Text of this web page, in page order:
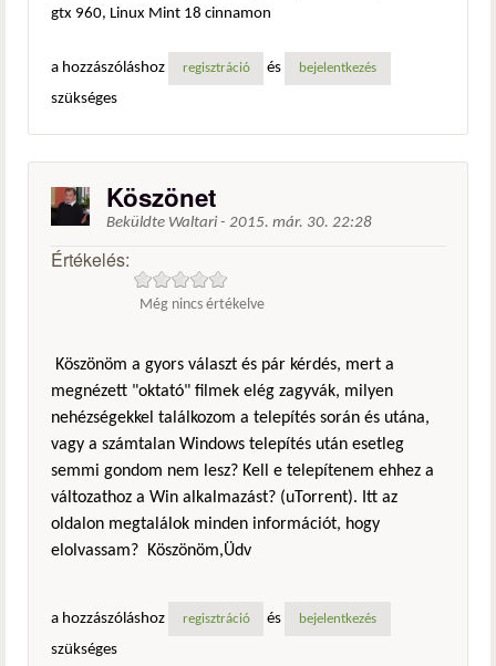
gtx 960, Linux Mint 18 cinnamon
a hozzászóláshoz regisztráció és bejelentkezés
szükséges
Köszönet
Beküldte Waltari - 2015. már. 30. 22:28
Értékelés:
Még nincs értékelve
Köszönöm a gyors választ és pár kérdés, mert a
megnézett "oktató" filmek elég zagyvák, milyen
nehézségekkel találkozom a telepítés során és utána,
vagy a számtalan Windows telepítés után esetleg
semmi gondom nem lesz? Kell e telepítenem ehhez a
változathoz a Win alkalmazást? (uTorrent). Itt az
oldalon megtalálok minden információt, hogy
elolvassam? Köszönöm,Üdv
a hozzászóláshoz regisztráció és bejelentkezés
szükséges